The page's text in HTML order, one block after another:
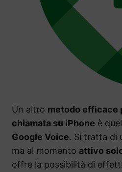
Un altro metodo efficace
chiamata su iPhone è
Google Voice. Si tratta di
ma al momento attivo
offre la possibilità di